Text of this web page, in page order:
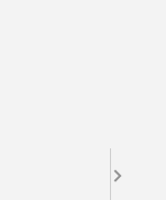
Photovoltaik. Denn
Verfügung und
Das Spezial